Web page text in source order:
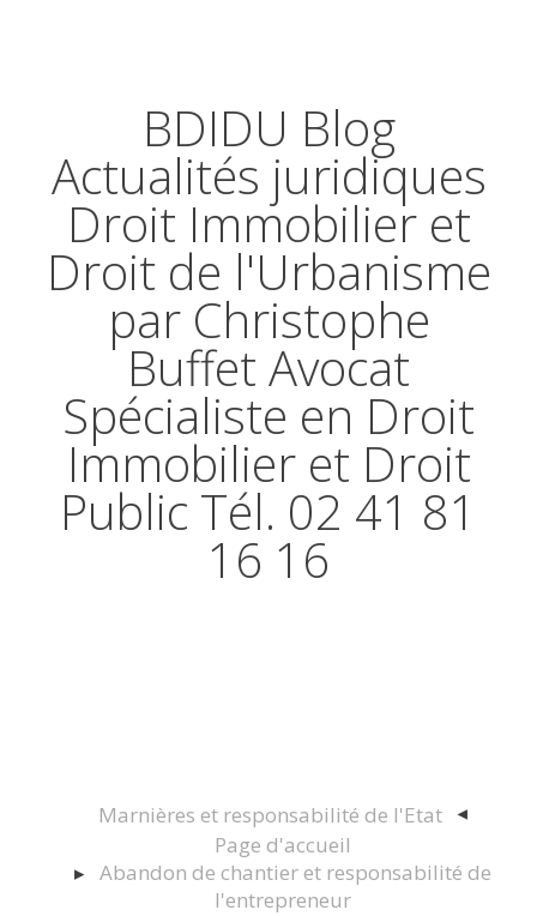
BDIDU Blog
Actualités juridiques
Droit Immobilier et
Droit de l'Urbanisme
par Christophe
Buffet Avocat
Spécialiste en Droit
Immobilier et Droit
Public Tél. 02 41 81
16 16
Marnières et responsabilité de l'Etat
Page d'accueil
Abandon de chantier et responsabilité de
l'entrepreneur